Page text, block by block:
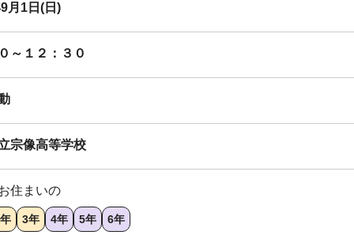
月1日(日)
～１２：３０
宗像高等学校
住まいの
3年 4年 5年 6年